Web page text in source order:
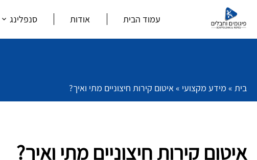
עמוד הבית אודות סנפלינג
בית » מידע מקצועי »איטום קירות חיצוניים מתי ואיך?
איטום קירות חיצוניים מתי ואיך?